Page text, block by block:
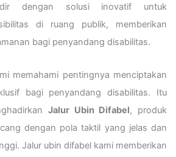
dengan solusi inovatif untuk
di ruang publik, memberikan
bagi penyandang disabilitas.
memahami pentingnya menciptakan
bagi penyandang disabilitas. Itu
Jalur Ubin Difabel, produk
dengan pola taktil yang jelas dan
Jalur ubin difabel kami memberikan